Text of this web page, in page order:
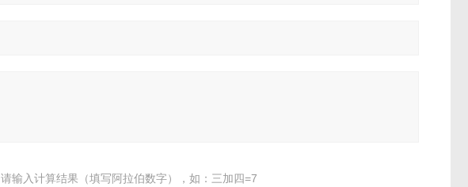
请输入计算结果（填写阿拉伯数字），如：三加四=7